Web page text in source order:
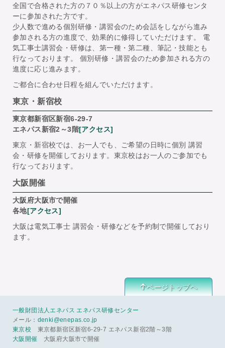
全国で合格された方の７０％以上の方がエネパス研修センタ
ーに参加された方です。
少人数で進める個別研修・講習会のため会話をしながら進み
参加される方の進度で、効果的に修得していただけます。 電
気工事士講習会・研修は、第一種・第二種、筆記・技能とも
行なっております。 個別研修・講習会のため参加される方の
進度に応じ進みます。
ご都合に合わせ日程を組んでいただけます。
東京・新宿校
東京都新宿区新宿6-29-7
エネパス新宿2～3階[アクセス]
東京・新宿校では、お一人でも、ご希望の日時に個別 講習
会・研修を開催しております。東京校はお一人のご参加でも
行なっております。
大阪開催
大阪府大阪市で開催
各地[アクセス]
大阪は電気工事士 講習会・研修などを予約制で開催しており
ます。
ページトップヘ
一般財団法人エネパス エネパス研修センター
メール： denki@enepas.co.jp
東京校 東京都新宿区新宿6-29-7 エネパス新宿2階～3階
大阪開催 大阪府大阪市で開催